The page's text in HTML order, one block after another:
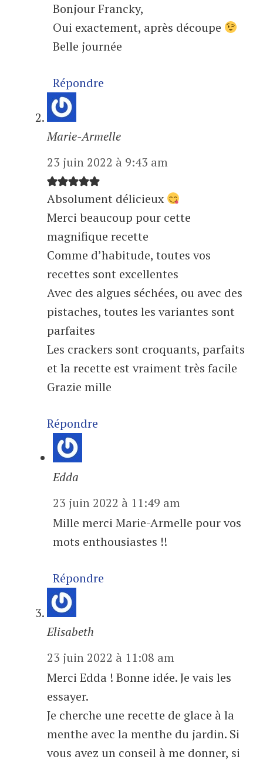
Bonjour Francky,
Oui exactement, après découpe
Belle journée
Répondre
Marie-Armelle
23 juin 2022 à 9:43 am
Absolument délicieux
Merci beaucoup pour cette
magnifique recette
Comme d’habitude, toutes vos
recettes sont excellentes
Avec des algues séchées, ou avec des
pistaches, toutes les variantes sont
parfaites
Les crackers sont croquants, parfaits
et la recette est vraiment très facile
Grazie mille
Répondre
Edda
23 juin 2022 à 11:49 am
Mille merci Marie-Armelle pour vos
mots enthousiastes !!
Répondre
Elisabeth
23 juin 2022 à 11:08 am
Merci Edda ! Bonne idée. Je vais les
essayer.
Je cherche une recette de glace à la
menthe avec la menthe du jardin. Si
vous avez un conseil à me donner, si